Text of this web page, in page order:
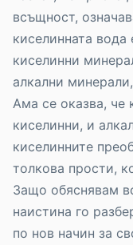
всъщност,
киселинната
киселинни
алкални
Ама се оказва, че
киселинни, и
киселинните
толкова прости,
Защо обяснявам
наистина го
по нов начин за